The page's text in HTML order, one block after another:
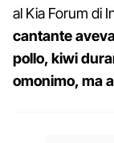
al Kia Forum di
cantante
pollo, kiwi
omonimo, ma